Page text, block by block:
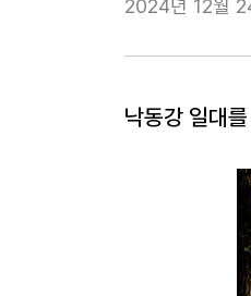
2024년 12월
낙동강 일대